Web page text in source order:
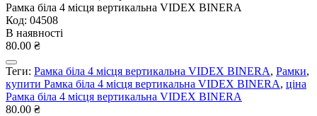
Рамка біла 4 місця вертикальна VIDEX BINERA
Код: 04508
В наявності
80.00 ₴
Теги: Рамка біла 4 місця вертикальна VIDEX BINERA, Рамки,
купити Рамка біла 4 місця вертикальна VIDEX BINERA, ціна
Рамка біла 4 місця вертикальна VIDEX BINERA
80.00 ₴